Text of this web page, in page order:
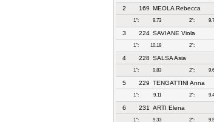
2 169 MEOLA Rebecca
1°: 9.73 2°:
3 224 SAVIANE Viola
1°: 10.18 2°:
4 228 SALSA Asia
1°: 9.83 2°:
5 229 TENGATTINI Anna
1°: 9.11 2°:
6 231 ARTI Elena
1°: 9.33 2°: